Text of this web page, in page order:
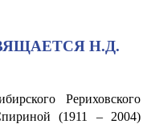
Н.Д.
Рериховского
(1911 – 2004)